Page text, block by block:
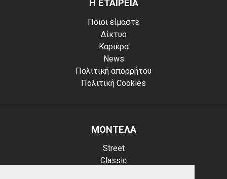
Η ΕΤΑΙΡΕΙΑ
Ποιοι είμαστε
Δίκτυο
Καριέρα
News
Πολιτική απορρήτου
Πολιτική Cookies
ΜΟΝΤΕΛΑ
Street
Classic